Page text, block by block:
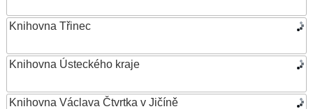
Knihovna Třinec
Knihovna Ústeckého kraje
Knihovna Václava Čtvrtka v Jičíně